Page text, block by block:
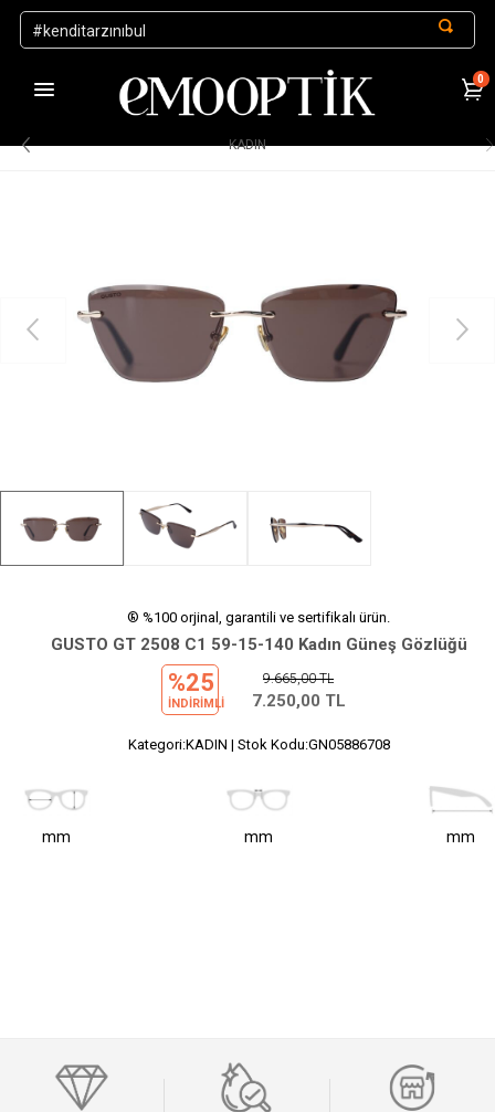
1000 TL ve Üzeri Alışverişlerde Kargo Ücretsiz
0
KADIN
® %100 orjinal, garantili ve sertifikalı ürün.
GUSTO GT 2508 C1 59-15-140 Kadın Güneş Gözlüğü
%25
INDIRIMLI
9.665,00TL
7.250,00 TL
Kategori:KADIN | Stok Kodu:GN05886708
mm mm mm